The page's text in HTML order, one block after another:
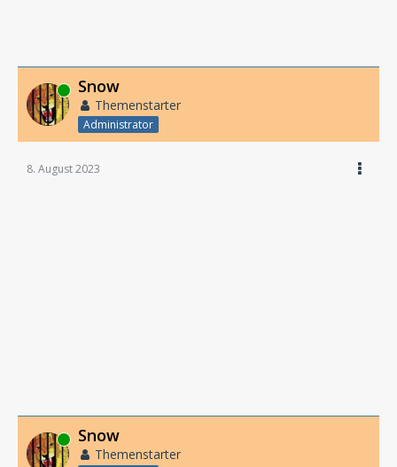
Online Snow
Themenstarter
Administrator
8. August 2023
Online Snow
Themenstarter